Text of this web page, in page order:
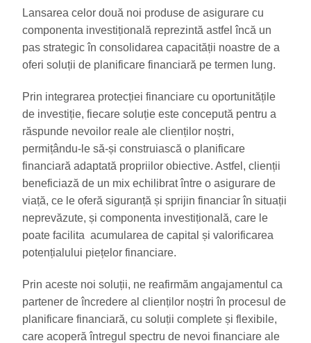
Lansarea celor două noi produse de asigurare cu
componenta investițională reprezintă astfel încă un
pas strategic în consolidarea capacității noastre de a
oferi soluții de planificare financiară pe termen lung.
Prin integrarea protecției financiare cu oportunitățile
de investiție, fiecare soluție este concepută pentru a
răspunde nevoilor reale ale clienților noștri,
permițându-le să-și construiască o planificare
financiară adaptată propriilor obiective. Astfel, clienții
beneficiază de un mix echilibrat între o asigurare de
viață, ce le oferă siguranță și sprijin financiar în situații
neprevăzute, și componenta investițională, care le
poate facilita acumularea de capital și valorificarea
potențialului piețelor financiare.
Prin aceste noi soluții, ne reafirmăm angajamentul ca
partener de încredere al clienților noștri în procesul de
planificare financiară, cu soluții complete și flexibile,
care acoperă întregul spectru de nevoi financiare ale